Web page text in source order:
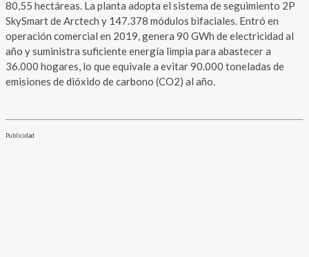
80,55 hectáreas. La planta adopta el sistema de seguimiento 2P
SkySmart de Arctech y 147.378 módulos bifaciales. Entró en
operación comercial en 2019, genera 90 GWh de electricidad al
año y suministra suficiente energía limpia para abastecer a
36.000 hogares, lo que equivale a evitar 90.000 toneladas de
emisiones de dióxido de carbono (CO2) al año.
Publicidad